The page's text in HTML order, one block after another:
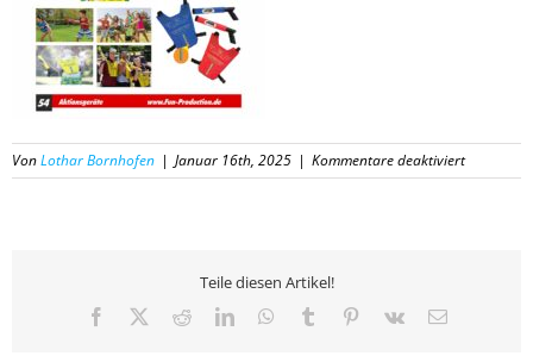
VonLothar Bornhofen | Januar 16th, 2025 | Kommentare deaktiviertfür
54
Teile diesen Artikel!
Facebook RedditLinkedInWhatsApp
Tumblr Pinterest
Vk
E-